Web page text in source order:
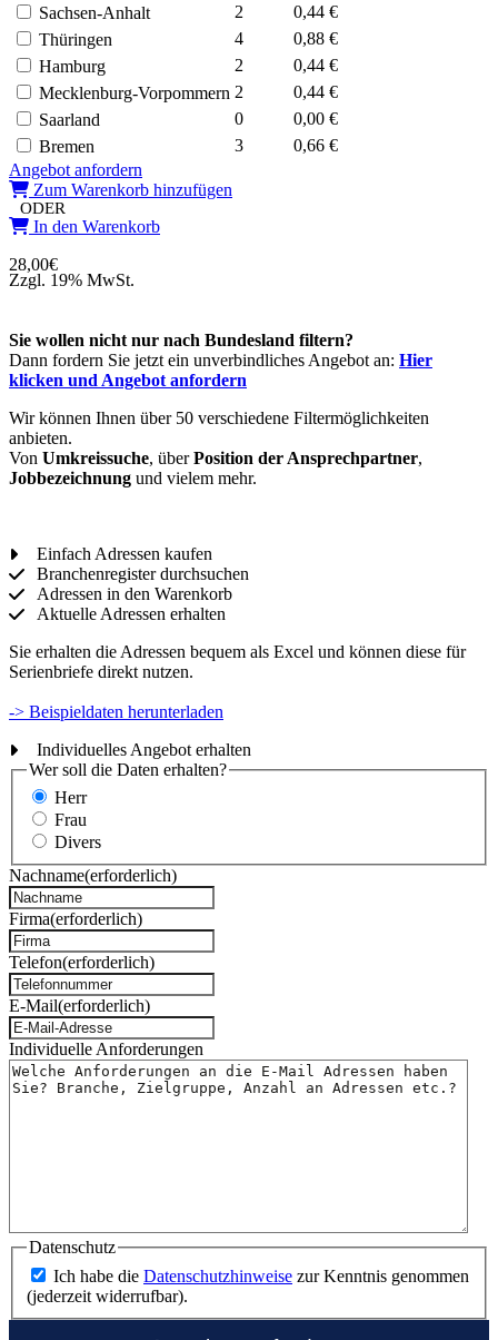
Sachsen-Anhalt
2
0,44 €
Thüringen
4
0,88 €
Hamburg
2
0,44 €
Mecklenburg-Vorpommern 2
0,44 €
Saarland
0
0,00 €
Bremen
3
0,66 €
Angebot anfordern
Zum Warenkorb hinzufügen
ODER
In den Warenkorb
28,00€
Zzgl. 19% MwSt.
Sie wollen nicht nur nach Bundesland filtern?
Dann fordern Sie jetzt ein unverbindliches Angebot an: Hier
klicken und Angebot anfordern
Wir können Ihnen über 50 verschiedene Filtermöglichkeiten
anbieten.
Von Umkreissuche, überPosition der Ansprechpartner,
Jobbezeichnung und vielem mehr.
Einfach Adressen kaufen
Branchenregister durchsuchen
Adressen in den Warenkorb
Aktuelle Adressen erhalten
Sie erhalten die Adressen bequem als Excel und können diese für
Serienbriefe direkt nutzen.
-> Beispieldaten herunterladen
Individuelles Angebot erhalten
Wer soll die Daten erhalten?
Herr
Frau
Divers
Nachname(erforderlich)
Firma(erforderlich)
Telefon(erforderlich)
E-Mail(erforderlich)
Individuelle Anforderungen
Datenschutz
Ich habe die Datenschutzhinweise zur Kenntnis genommen
(jederzeit widerrufbar).